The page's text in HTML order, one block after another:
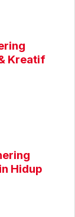
Kreatif
Hidup